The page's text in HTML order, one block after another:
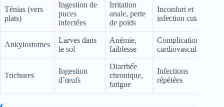
Ténias (vers
plats)
Ingestion de
puces
infectées
Irritation
anale, perte
de poids
Inconfort et
infection cutanée
Ankylostomes
Larves dans
le sol
Anémie,
faiblesse
Complications
cardiovasculaires
Trichures
Ingestion
d’œufs
Diarrhée
chronique,
fatigue
Infections
répétées